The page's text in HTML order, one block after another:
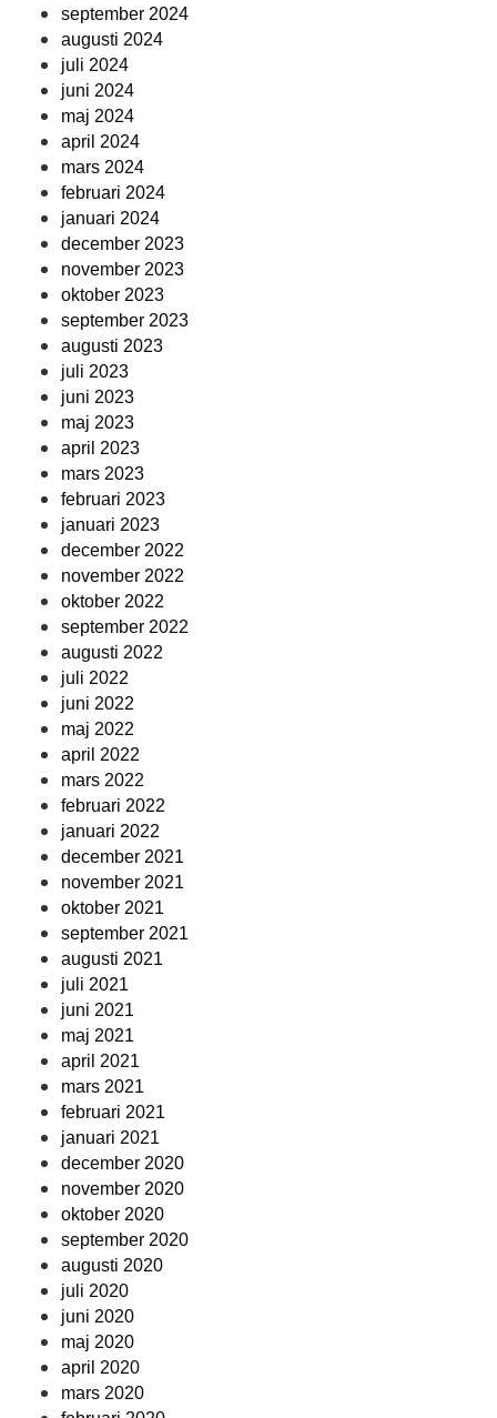
september 2024
augusti 2024
juli 2024
juni 2024
maj 2024
april 2024
mars 2024
februari 2024
januari 2024
december 2023
november 2023
oktober 2023
september 2023
augusti 2023
juli 2023
juni 2023
maj 2023
april 2023
mars 2023
februari 2023
januari 2023
december 2022
november 2022
oktober 2022
september 2022
augusti 2022
juli 2022
juni 2022
maj 2022
april 2022
mars 2022
februari 2022
januari 2022
december 2021
november 2021
oktober 2021
september 2021
augusti 2021
juli 2021
juni 2021
maj 2021
april 2021
mars 2021
februari 2021
januari 2021
december 2020
november 2020
oktober 2020
september 2020
augusti 2020
juli 2020
juni 2020
maj 2020
april 2020
mars 2020